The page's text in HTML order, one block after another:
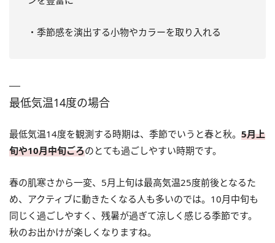
・季節感を演出する小物やカラーを取り入れる
最低気温14度の場合
最低気温14度を観測する時期は、季節でいうと春と秋。 5月上
旬や10月中旬ごろのとても過ごしやすい時期です。
春の肌寒さから一変、5月上旬は最高気温25度前後となるた
め、アクティブに動きたくなる人も多いのでは。10月中旬も
同じく過ごしやすく、残暑が過ぎて涼しく感じる季節です。
秋のお出かけが楽しくなりますね。